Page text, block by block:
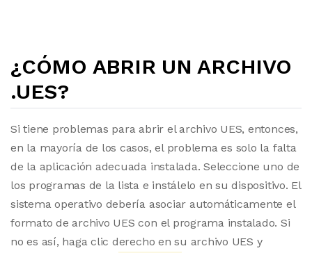
¿CÓMO ABRIR UN ARCHIVO
.UES?
Si tiene problemas para abrir el archivo UES, entonces,
en la mayoría de los casos, el problema es solo la falta
de la aplicación adecuada instalada. Seleccione uno de
los programas de la lista e instálelo en su dispositivo. El
sistema operativo debería asociar automáticamente el
formato de archivo UES con el programa instalado. Si
no es así, haga clic derecho en su archivo UES y